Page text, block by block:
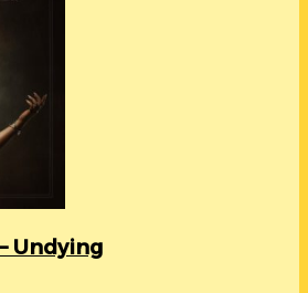
Undying